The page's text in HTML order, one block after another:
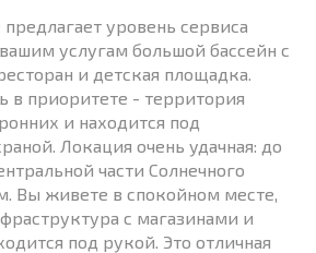
уровень сервиса
услугам большой бассейн с
и детская площадка.
в приоритете - территория
и находится под
Локация очень удачная: до
части Солнечного
Вы живете в спокойном месте,
с магазинами и
под рукой. Это отличная